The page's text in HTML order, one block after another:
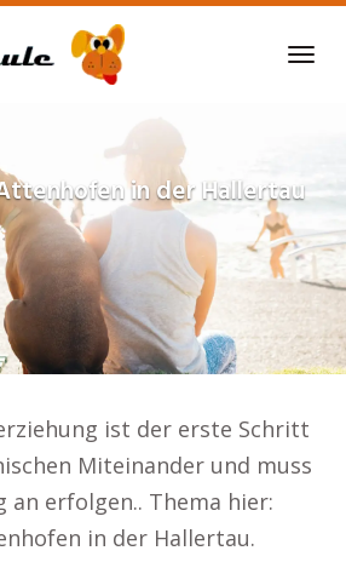
in der Hallertau
ist der erste Schritt
Miteinander und muss
an erfolgen.. Thema hier:
in der Hallertau.